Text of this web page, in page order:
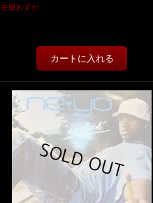
在庫わずか